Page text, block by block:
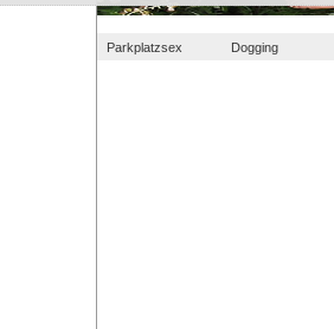
Parkplatzsex Dogging